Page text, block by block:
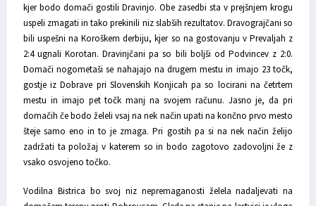
kjer bodo domači gostili Dravinjo. Obe zasedbi sta v prejšnjem krogu
uspeli zmagati in tako prekinili niz slabših rezultatov. Dravograjčani so
bili uspešni na Koroškem derbiju, kjer so na gostovanju v Prevaljah z
2:4 ugnali Korotan. Dravinjčani pa so bili boljši od Podvincev z 2:0.
Domači nogometaši se nahajajo na drugem mestu in imajo 23 točk,
gostje iz Dobrave pri Slovenskih Konjicah pa so locirani na četrtem
mestu in imajo pet točk manj na svojem računu. Jasno je, da pri
domačih če bodo želeli vsaj na nek način upati na končno prvo mesto
šteje samo eno in to je zmaga. Pri gostih pa si na nek način želijo
zadržati ta položaj v katerem so in bodo zagotovo zadovoljni že z
vsako osvojeno točko.
Vodilna Bistrica bo svoj niz nepremaganosti želela nadaljevati na